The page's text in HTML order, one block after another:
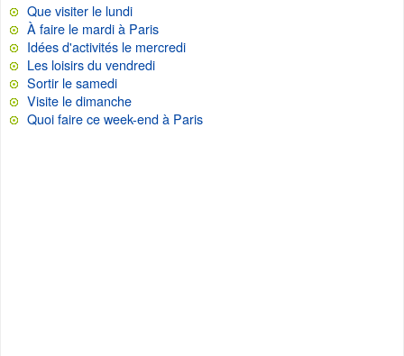
Que visiter le lundi
À faire le mardi à Paris
Idées d'activités le mercredi
Les loisirs du vendredi
Sortir le samedi
Visite le dimanche
Quoi faire ce week-end à Paris